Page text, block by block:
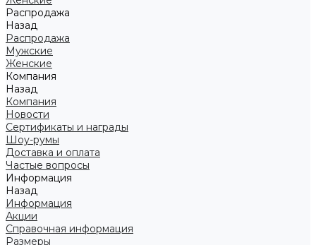
Распродажа
Назад
Распродажа
Мужские
Женские
Компания
Назад
Компания
Новости
Сертификаты и награды
Шоу-румы
Доставка и оплата
Частые вопросы
Информация
Назад
Информация
Акции
Справочная информация
Размеры